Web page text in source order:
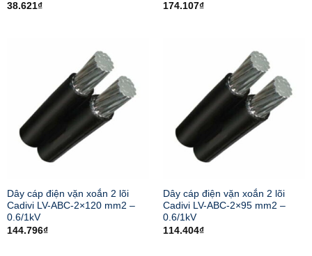
38.621₫
174.107₫
Dây cáp điện vặn xoắn 2 lõi
Cadivi LV-ABC-2×120 mm2 –
0.6/1kV
144.796₫
Dây cáp điện vặn xoắn 2 lõi
Cadivi LV-ABC-2×95 mm2 –
0.6/1kV
114.404₫